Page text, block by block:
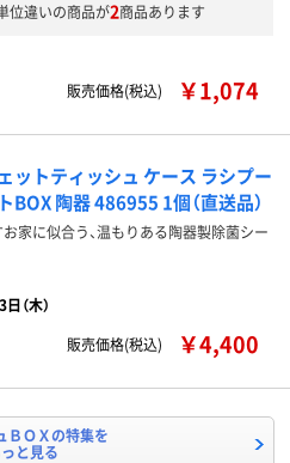
位違いの商品が2商品あります
販売価格(税込)
￥1,074
ットティッシュ ケース ラシプー
BOX 陶器 486955 1個（直送品）
家に似合う、温もりある陶器製除菌シー
（木）
販売価格(税込)
￥4,400
ＢＯＸの特集を
と見る